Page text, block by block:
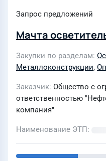
Запрос предложений
Мачта
Закупки по разделам
Металлоконструкции,
Заказчик Общество с
ответственностью
компания"
Наименование ЭТП